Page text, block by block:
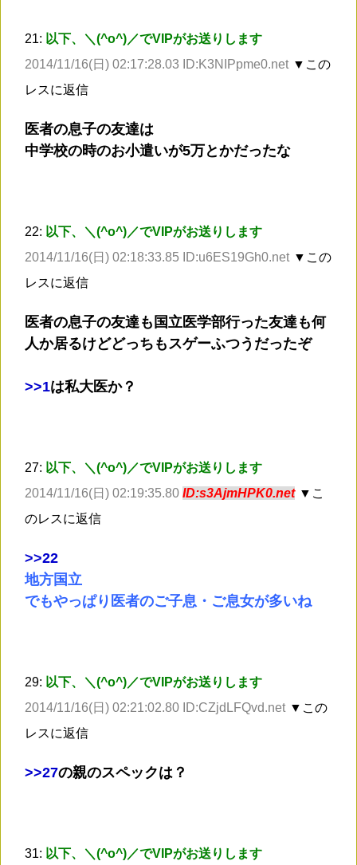
21: 以下、＼(^o^)／でVIPがお送りします
2014/11/16(日) 02:17:28.03 ID:K3NIPpme0.net ▼この
レスに返信
医者の息子の友達は
中学校の時のお小遣いが5万とかだったな
22: 以下、＼(^o^)／でVIPがお送りします
2014/11/16(日) 02:18:33.85 ID:u6ES19Gh0.net ▼この
レスに返信
医者の息子の友達も国立医学部行った友達も何
人か居るけどどっちもスゲーふつうだったぞ
>>1は私大医か？
27: 以下、＼(^o^)／でVIPがお送りします
2014/11/16(日) 02:19:35.80 ID:s3AjmHPK0.net ▼こ
のレスに返信
>>22
地方国立
でもやっぱり医者のご子息・ご息女が多いね
29: 以下、＼(^o^)／でVIPがお送りします
2014/11/16(日) 02:21:02.80 ID:CZjdLFQvd.net ▼この
レスに返信
>>27の親のスペックは？
31: 以下、＼(^o^)／でVIPがお送りします